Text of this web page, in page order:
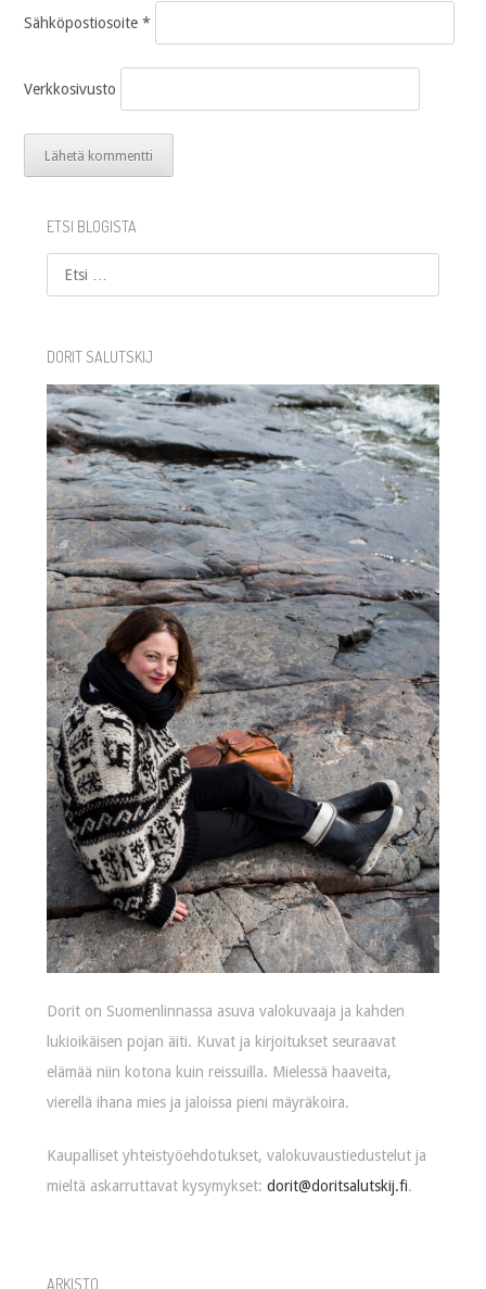
Sähköpostiosoite*
Verkkosivusto
ETSI BLOGISTA
Etsi
DORIT SALUTSKIJ
Dorit on Suomenlinnassa asuva valokuvaaja ja kahden
lukioikäisen pojan äiti. Kuvat ja kirjoitukset seuraavat
elämää niin kotona kuin reissuilla. Mielessä haaveita,
vierellä ihana mies ja jaloissa pieni mäyräkoira.
Kaupalliset yhteistyöehdotukset, valokuvaustiedustelut ja
mieltä askarruttavat kysymykset:dorit@doritsalutskij.fi.
ARKISTO